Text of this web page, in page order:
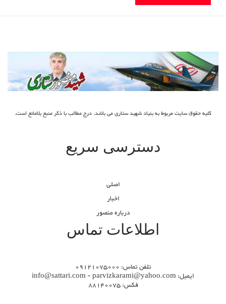
کلیه حقوق سایت مربوط به بنیاد شهید ستاری می باشد. درج مطالب با ذکر منبع بلامانع است.
دسترسی سریع
اصلی
اخبار
درباره منصور
اطلاعات تماس
تلفن تماس: 09121075000
ایمیل: info@sattari.com - parvizkarami@yahoo.com
فکس: 88140075